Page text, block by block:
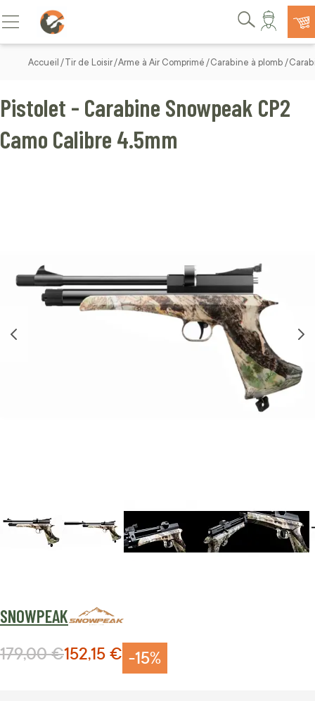
Allez au contenu
Basculer la navigation
Rechercher
Accueil Tir de Loisir Arme à Air Comprimé Carabine à plomb
SNOWPEAK
Pistolet - Carabine Snowpeak CP2
Camo Calibre 4.5mm
-15%
Prix Spécial
152,15 €
Prix normal
179,00 €